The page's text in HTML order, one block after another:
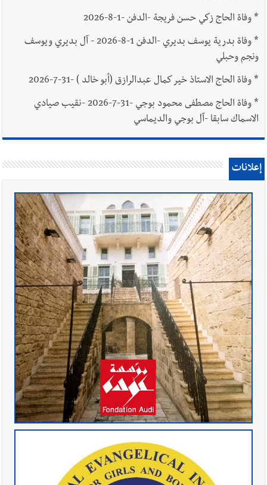
*وفاة الحاج زكي حسن فريجة -الدفن -1-8-2026
*
وفاة بدرية يوسف بديري -الدفن 1-8-2026 - آل بديري ويوسف
ونجم وحبلي
*وفاة الحاج الاستاذ خير كمال عبدالرازق (أبو خالد ) -31-7-2026
*
وفاة الحاج مصطفى محمود بوجي -31-7-2026 -نقيب صيادي
الاسماك سابقا -آل بوجي والديماسي
إعلانات